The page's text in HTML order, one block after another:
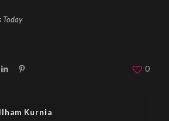
Today
0
Ilham Kurnia